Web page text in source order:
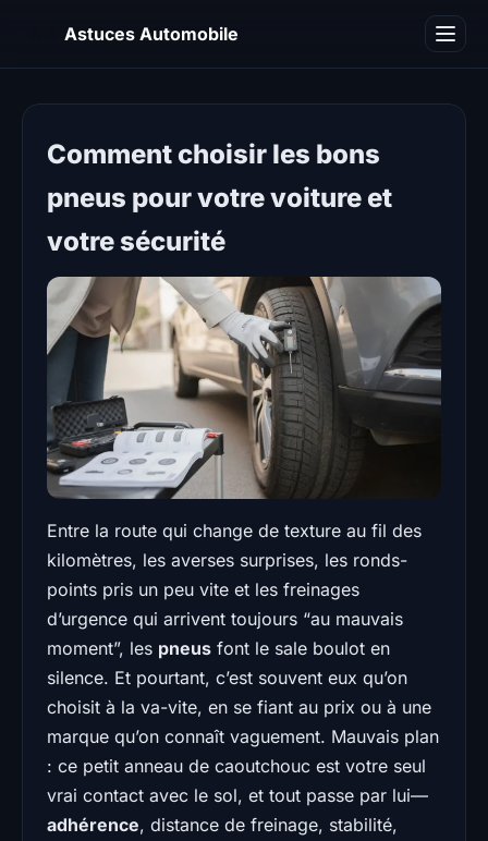
Astuces Automobile
Comment choisir les bons
pneus pour votre voiture et
votre sécurité
Entre la route qui change de texture au fil des
kilomètres, les averses surprises, les ronds-
points pris un peu vite et les freinages
d’urgence qui arrivent toujours “au mauvais
moment”, les pneus font le sale boulot en
silence. Et pourtant, c’est souvent eux qu’on
choisit à la va-vite, en se fiant au prix ou à une
marque qu’on connaît vaguement. Mauvais plan
: ce petit anneau de caoutchouc est votre seul
vrai contact avec le sol, et tout passe par lui—
adhérence, distance de freinage, stabilité,